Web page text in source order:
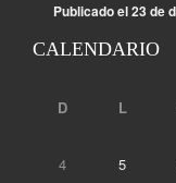
Publicado el 23 de
CALENDARIO
D
L
4
5